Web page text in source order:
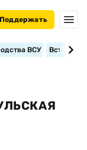
Поддержать
ВСУ